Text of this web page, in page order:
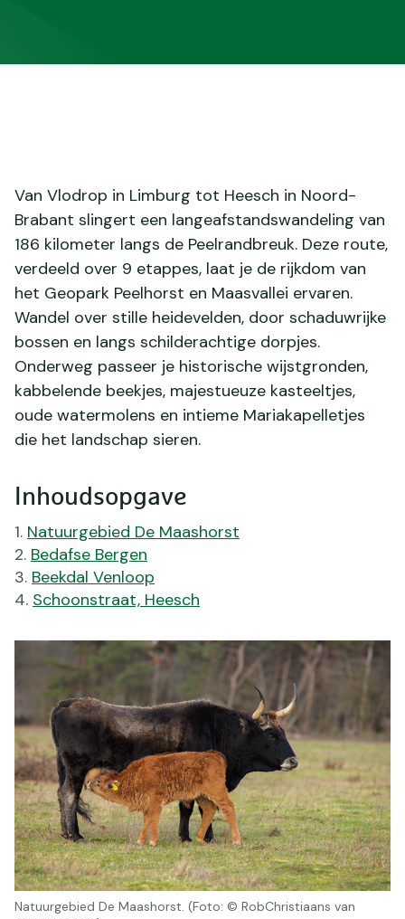
Van Vlodrop in Limburg tot Heesch in Noord-
Brabant slingert een langeafstandswandeling van
186 kilometer langs de Peelrandbreuk. Deze route,
verdeeld over 9 etappes, laat je de rijkdom van
het Geopark Peelhorst en Maasvallei ervaren.
Wandel over stille heidevelden, door schaduwrijke
bossen en langs schilderachtige dorpjes.
Onderweg passeer je historische wijstgronden,
kabbelende beekjes, majestueuze kasteeltjes,
oude watermolens en intieme Mariakapelletjes
die het landschap sieren.
Inhoudsopgave
Natuurgebied De Maashorst
Bedafse Bergen
Beekdal Venloop
Schoonstraat, Heesch
Natuurgebied De Maashorst. (Foto: © RobChristiaans van